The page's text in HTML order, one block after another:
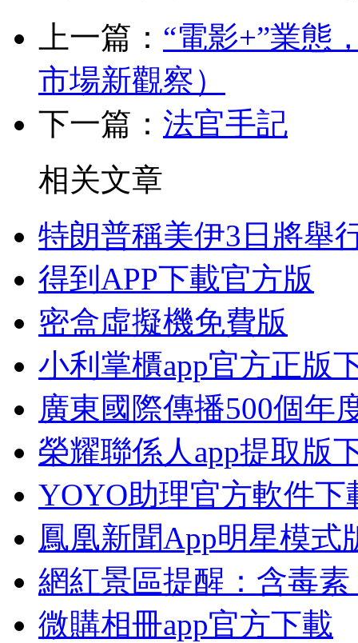
上一篇： “電影+”業態
市場新觀察）
下一篇： 法官手記
相关文章
特朗普稱美伊3日將舉
得到APP下載官方版
密盒虛擬機免費版
小利掌櫃app官方正版
廣東國際傳播500個年
榮耀聯係人app提取版
YOYO助理官方軟件下
鳳凰新聞App明星模式
網紅景區提醒：含毒
微購相冊app官方下載